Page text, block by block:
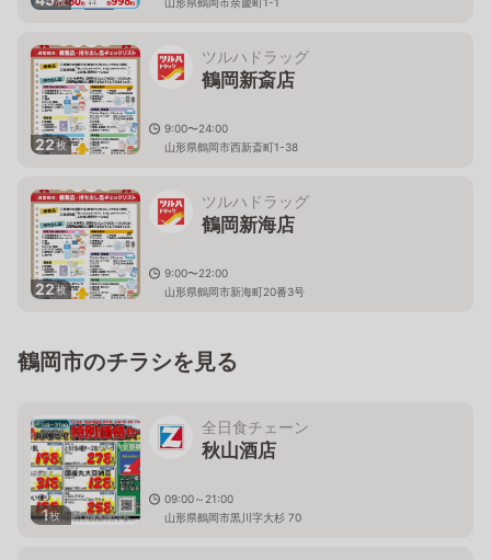
22枚
ツルハドラッグ
鶴岡新斎店
9:00〜24:00
山形県鶴岡市西新斎町1-38
22枚
ツルハドラッグ
鶴岡新海店
9:00〜22:00
山形県鶴岡市新海町20番3号
鶴岡市のチラシを見る
1枚
全日食チェーン
秋山酒店
09:00～21:00
山形県鶴岡市黒川字大杉 70